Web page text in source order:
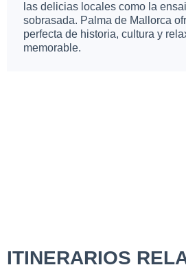
las delicias locales como la
sobrasada. Palma de Mallorca
perfecta de historia, cultura y
memorable.
ITINERARIOS